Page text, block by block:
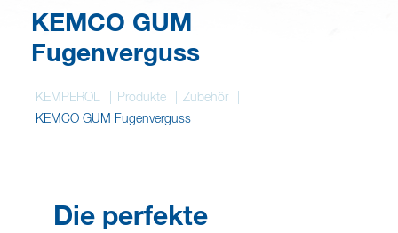
KEMCO GUM
Fugenverguss
KEMPEROL Produkte
Zubehör
KEMCO GUM Fugenverguss
Die perfekte